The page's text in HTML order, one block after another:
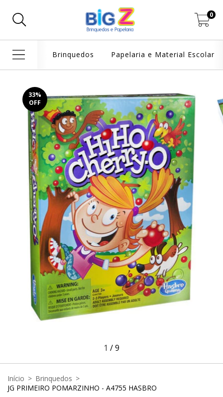
0
Brinquedos Papelaria e Material Escolar
33%
OFF
1 /9
Início > Brinquedos >
JG PRIMEIRO POMARZINHO - A4755 HASBRO